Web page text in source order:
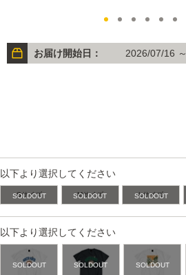
お届け開始日： 2026/07/16 ～
以下より選択してください
Sサイズ Mサイズ Lサイズ
以下より選択してください